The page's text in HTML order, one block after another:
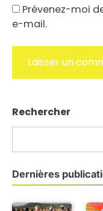
Prévenez-moi
e-mail.
Rechercher
Dernières